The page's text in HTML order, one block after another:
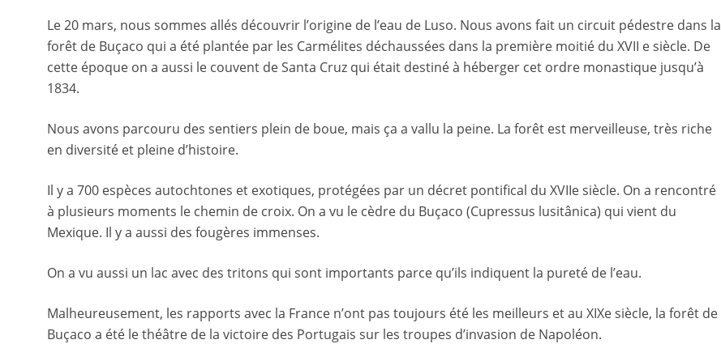
Le 20 mars, nous sommes allés découvrir l’origine de l’eau de Luso. Nous avons fait un circuit pédestre dans la
forêt de Buçaco qui a été plantée par les Carmélites déchaussées dans la première moitié du XVII e siècle. De
cette époque on a aussi le couvent de Santa Cruz qui était destiné à héberger cet ordre monastique jusqu’à
1834.
Nous avons parcouru des sentiers plein de boue, mais ça a vallu la peine. La forêt est merveilleuse, très riche
en diversité et pleine d’histoire.
Il y a 700 espèces autochtones et exotiques, protégées par un décret pontifical du XVIIe siècle. On a rencontré
à plusieurs moments le chemin de croix. On a vu le cèdre du Buçaco (Cupressus lusitânica) qui vient du
Mexique. Il y a aussi des fougères immenses.
On a vu aussi un lac avec des tritons qui sont importants parce qu’ils indiquent la pureté de l’eau.
Malheureusement, les rapports avec la France n’ont pas toujours été les meilleurs et au XIXe siècle, la forêt de
Buçaco a été le théâtre de la victoire des Portugais sur les troupes d’invasion de Napoléon.